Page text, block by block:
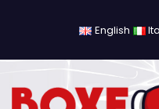
English